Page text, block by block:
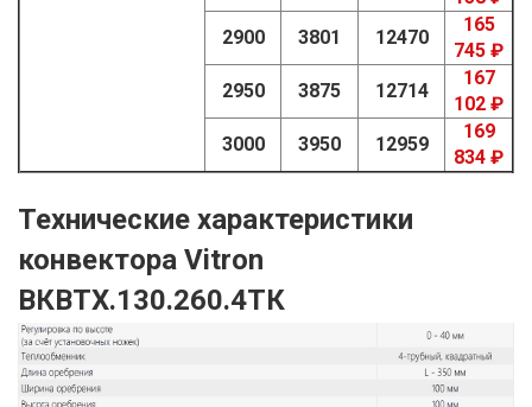
2900
3801 12470
165
745 ₽
2950
3875 12714
167
102 ₽
3000
3950 12959
169
834 ₽
Технические характеристики
конвектора Vitron
ВКВТХ.130.260.4ТК